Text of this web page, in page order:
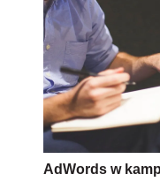
AdWords w